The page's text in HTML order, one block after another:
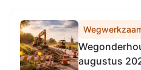
augustus